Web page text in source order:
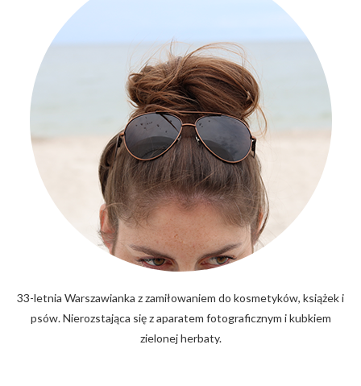
33-letnia Warszawianka z zamiłowaniem do kosmetyków, książek i
psów. Nierozstająca się z aparatem fotograficznym i kubkiem
zielonej herbaty.